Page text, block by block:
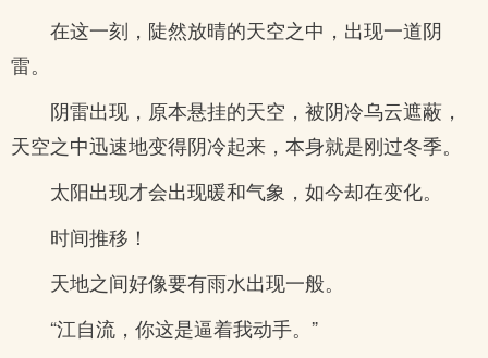
在这一刻，陡然放晴的天空之中，出现一道阴
雷。
阴雷出现，原本悬挂的天空，被阴冷乌云遮蔽，
天空之中迅速地变得阴冷起来，本身就是刚过冬季。
太阳出现才会出现暖和气象，如今却在变化。
时间推移！
天地之间好像要有雨水出现一般。
“江自流，你这是逼着我动手。”